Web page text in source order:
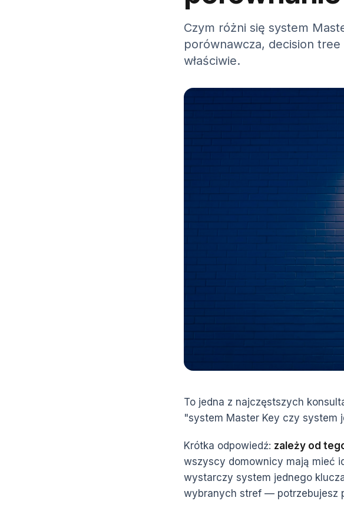
Czym różni się system
porównawcza, decision
właściwie.
To jedna z najczęstszych
"system Master Key czy system
Krótka odpowiedź: zależy od
wszyscy domownicy mają mieć
wystarczy system jednego
wybranych stref — potrzebujesz